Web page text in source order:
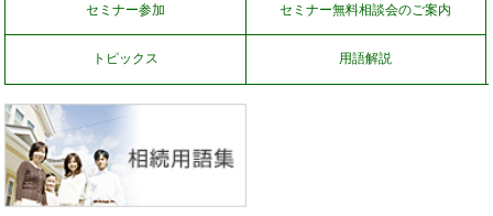
セミナー参加 セミナー無料相談会のご案内
トピックス 用語解説